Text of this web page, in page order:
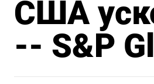
США
-- S&P